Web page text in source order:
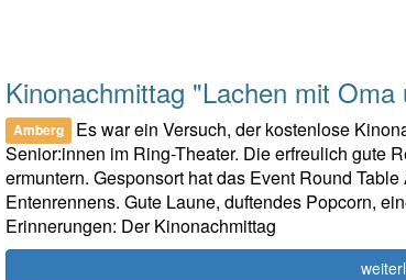
Kinonachmittag "Lachen mit
Amberg
Es war ein Versuch, der kostenlose
Senior:innen im Ring-Theater. Die erfreulich gute
ermuntern. Gesponsort hat das Event Round
Entenrennens. Gute Laune, duftendes Popcorn,
Erinnerungen: Der Kinonachmittag